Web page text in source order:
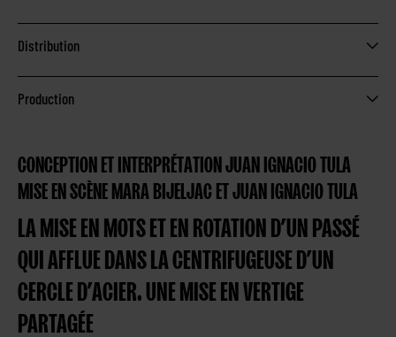
Distribution
Production
CONCEPTION ET INTERPRÉTATION JUAN IGNACIO TULA
MISE EN SCÈNE MARA BIJELJAC ET JUAN IGNACIO TULA
LA MISE EN MOTS ET EN ROTATION D’UN PASSÉ
QUI AFFLUE DANS LA CENTRIFUGEUSE D’UN
CERCLE D’ACIER. UNE MISE EN VERTIGE
PARTAGÉE